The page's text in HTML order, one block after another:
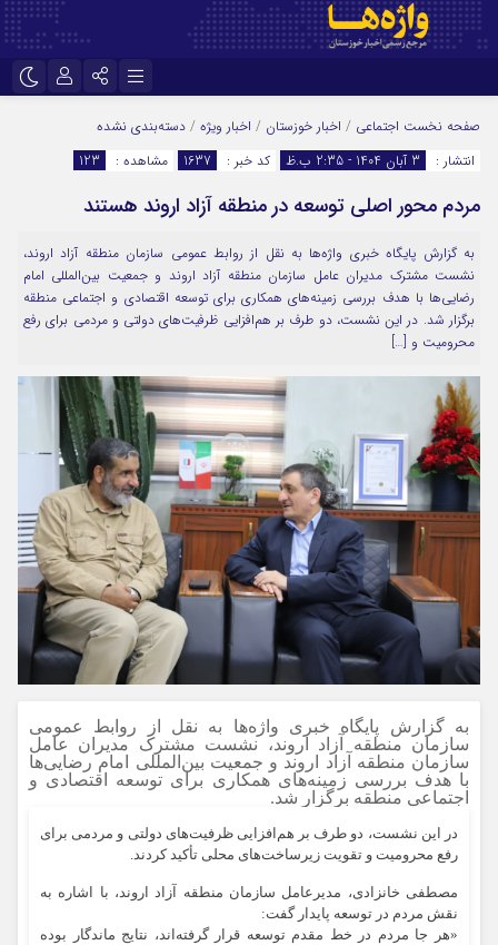
اینستاگرام
تلگرام
سروش
ایتا
آپارات
اپلیکیشن رمز عبور
مرا به خاطر بسپار
صفحه نخست اجتماعی / اخبار خوزستان / اخبار ویژه / دسته‌بندی نشده
انتشار :
3 آبان 1404 - 2:35 ب.ظ کد خبر : 1637 مشاهده : 123
مردم محور اصلی توسعه در منطقه آزاد اروند هستند
به گزارش پایگاه خبری واژه‌ها به نقل از روابط عمومی سازمان منطقه آزاد اروند،
نشست مشترک مدیران عامل سازمان منطقه آزاد اروند و جمعیت بین‌المللی امام
رضایی‌ها با هدف بررسی زمینه‌های همکاری برای توسعه اقتصادی و اجتماعی منطقه
برگزار شد. در این نشست، دو طرف بر هم‌افزایی ظرفیت‌های دولتی و مردمی برای رفع
محرومیت و […]
به گزارش پایگاه خبری واژه‌ها به نقل از روابط عمومی
سازمان منطقه آزاد اروند، نشست مشترک مدیران عامل
سازمان منطقه آزاد اروند و جمعیت بین‌المللی امام رضایی‌ها
با هدف بررسی زمینه‌های همکاری برای توسعه اقتصادی و
اجتماعی منطقه برگزار شد.
در این نشست، دو طرف بر هم‌افزایی ظرفیت‌های دولتی و مردمی برای
رفع محرومیت و تقویت زیرساخت‌های محلی تأکید کردند.
مصطفی خانزادی، مدیرعامل سازمان منطقه آزاد اروند، با اشاره به
نقش مردم در توسعه پایدار گفت:
«هر جا مردم در خط مقدم توسعه قرار گرفته‌اند، نتایج ماندگار بوده